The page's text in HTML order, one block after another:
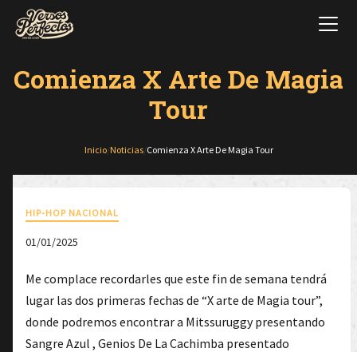
Comienza X Arte De Magia
Tour
Inicio/ Noticias/ Comienza X Arte De Magia Tour
HIP-HOP NACIONAL
01/01/2025
Me complace recordarles que este fin de semana tendrá
lugar las dos primeras fechas de “X arte de Magia tour”,
donde podremos encontrar a Mitssuruggy presentando
Sangre Azul , Genios De La Cachimba presentado